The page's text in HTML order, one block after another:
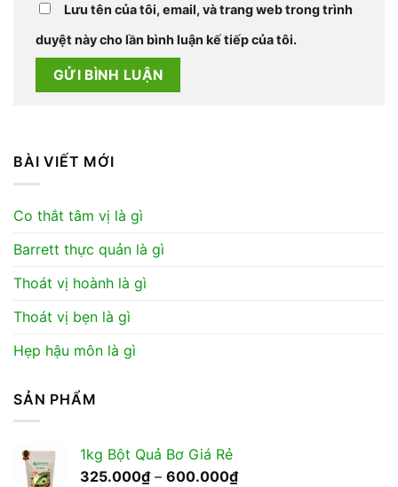
Lưu tên của tôi, email, và trang web trong trình
duyệt này cho lần bình luận kế tiếp của tôi.
BÀI VIẾT MỚI
Co thắt tâm vị là gì
Barrett thực quản là gì
Thoát vị hoành là gì
Thoát vị bẹn là gì
Hẹp hậu môn là gì
SẢN PHẨM
1kg Bột Quả Bơ Giá Rẻ
325.000₫ – 600.000₫Khoảng